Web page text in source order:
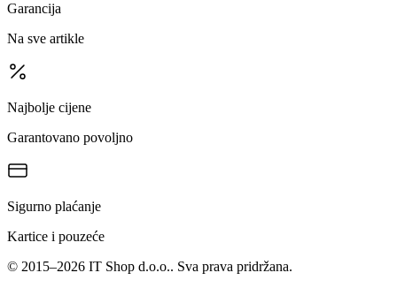
Garancija
Na sve artikle
Najbolje cijene
Garantovano povoljno
Sigurno plaćanje
Kartice i pouzeće
© 2015–2026 IT Shop d.o.o.. Sva prava pridržana.